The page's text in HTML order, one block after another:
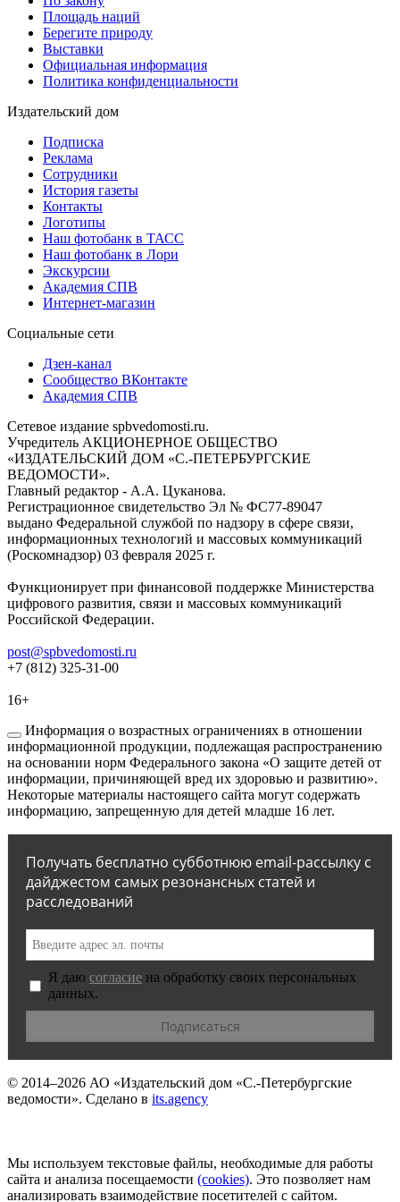
Площадь наций
Берегите природу
Выставки
Официальная информация
Политика конфиденциальности
Издательский дом
Подписка
Реклама
Сотрудники
История газеты
Контакты
Логотипы
Наш фотобанк в ТАСС
Наш фотобанк в Лори
Экскурсии
Академия СПВ
Интернет-магазин
Социальные сети
Дзен-канал
Сообщество ВКонтакте
Академия СПВ
Сетевое издание spbvedomosti.ru.
Учредитель АКЦИОНЕРНОЕ ОБЩЕСТВО
«ИЗДАТЕЛЬСКИЙ ДОМ «С.-ПЕТЕРБУРГСКИЕ
ВЕДОМОСТИ».
Главный редактор - А.А. Цуканова.
Регистрационное свидетельство Эл № ФС77-89047
выдано Федеральной службой по надзору в сфере связи,
информационных технологий и массовых коммуникаций
(Роскомнадзор) 03 февраля 2025 г.
Функционирует при финансовой поддержке Министерства
цифрового развития, связи и массовых коммуникаций
Российской Федерации.
post@spbvedomosti.ru
+7 (812) 325-31-00
16+
Информация о возрастных ограничениях в отношении
информационной продукции, подлежащая распространению
на основании норм Федерального закона «О защите детей от
информации, причиняющей вред их здоровью и развитию».
Некоторые материалы настоящего сайта могут содержать
информацию, запрещенную для детей младше 16 лет.
Получать бесплатно субботнюю email-рассылку с
дайджестом самых резонансных статей и
расследований
Я даю согласие на обработку своих персональных
данных.
© 2014–2026 АО «Издательский дом «С.-Петербургские
ведомости». Сделано в its.agency
Мы используем текстовые файлы, необходимые для работы
сайта и анализа посещаемости (сookies). Это позволяет нам
анализировать взаимодействие посетителей с сайтом.